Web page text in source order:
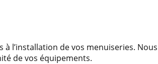
l’installation de vos menuiseries.
de vos équipements.